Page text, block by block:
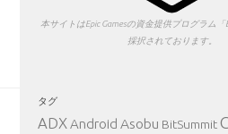
本サイトはEpic Gamesの資金提供プログラム「
採択されております。
タグ
ADX Android Asobu BitSummit